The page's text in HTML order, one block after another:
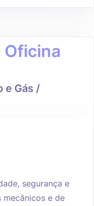
Oficina
e Gás /
segurança e
e de